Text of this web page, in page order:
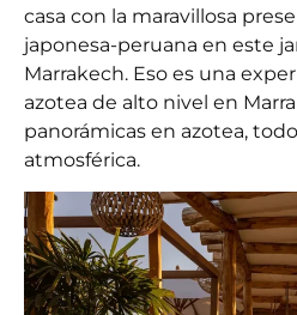
casa con la maravillosa
japonesa-peruana en este
Marrakech. Eso es una
azotea de alto nivel en
panorámicas en azotea,
atmosférica.